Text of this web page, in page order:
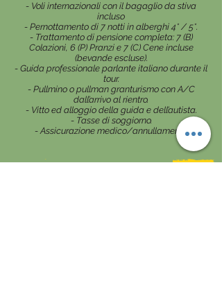
- Voli internazionali con il bagaglio da stiva
incluso
- Pernottamento di 7 notti in alberghi 4* / 5*.
- Trattamento di pensione completa: 7 (B)
Colazioni, 6 (P) Pranzi e 7 (C) Cene incluse
(bevande escluse).
- Guida professionale parlante italiano durante il
tour.
- Pullmino o pullman granturismo con A/C
dall’arrivo al rientro.
- Vitto ed alloggio della guida e dell’autista.
- Tasse di soggiorno.
- Assicurazione medico/annullamento